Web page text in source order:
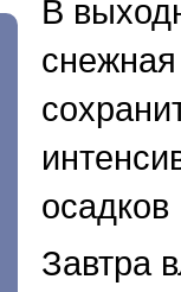
В
осадков
Завтра